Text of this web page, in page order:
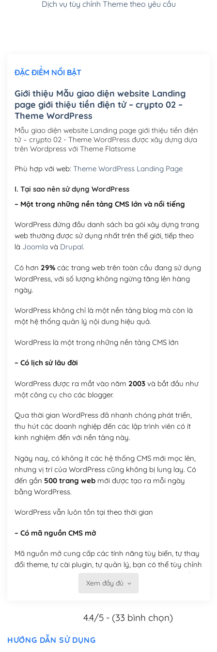
Cài đặt SMTP Mail cho site Wordpress(+100,000₫)
Mua thêm Host + Tên miền
Tên miền quốc tế .com .net .org (1 năm)
Tên miền Việt Nam .vn (1 năm)(+550,000₫)
Hosting 2GB SSD (1 năm) (+450,000₫)
Hosting 3GB SSD (1 năm) (+550,000₫)
Hosting 5GB SSD (1 năm) (+650,000₫)
Hosting 8GB SSD (1 năm)
Dịch vụ tùy chỉnh Theme theo yêu cầu
ĐẶC ĐIỂM NỔI BẬT
Giới thiệu Mẫu giao diện website Landing
page giới thiệu tiền điện tử – crypto 02 –
Theme WordPress
Mẫu giao diện website Landing page giới thiệu tiền điện
tử – crypto 02 - Theme WordPress được xây dựng dựa
trên Wordpress với Theme Flatsome
Phù hợp với web: Theme WordPress Landing Page
I. Tại sao nên sử dụng WordPress
– Một trong những nền tảng CMS lớn và nổi tiếng
WordPress đứng đầu danh sách ba gói xây dựng trang
web thường được sử dụng nhất trên thế giới, tiếp theo
là Joomla và Drupal.
Có hơn 29%các trang web trên toàn cầu đang sử dụng
WordPress, với số lượng không ngừng tăng lên hàng
ngày.
WordPress không chỉ là một nền tảng blog mà còn là
một hệ thống quản lý nội dung hiệu quả.
WordPress là một trong những nền tảng CMS lớn
– Có lịch sử lâu đời
WordPress được ra mắt vào năm 2003và bắt đầu như
một công cụ cho các blogger.
Qua thời gian WordPress đã nhanh chóng phát triển,
thu hút các doanh nghiệp đến các lập trình viên có ít
kinh nghiệm đến với nền tảng này.
Ngày nay, có không ít các hệ thống CMS mới mọc lên,
nhưng vị trí của WordPress cũng không bị lung lay. Có
đến gần 500 trang webmới được tạo ra mỗi ngày
bằng WordPress.
WordPress vẫn luôn tồn tại theo thời gian
– Có mã nguồn CMS mở
Mã nguồn mở cung cấp các tính năng tùy biến, tự thay
đổi theme, tự cài plugin, tự quản lý, bạn có thể tùy chỉnh
nó theo ý bạn mà không phải sử dụng dịch vụ tại bất
Có thể tùy biến trên website WordPress
Xem đầy đủ
4.4/5 - (33 bình chọn)
HƯỚNG DẪN SỬ DỤNG